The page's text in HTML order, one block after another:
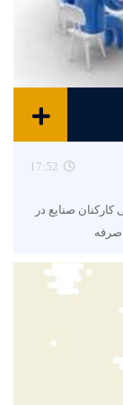
17:52
صنایع در